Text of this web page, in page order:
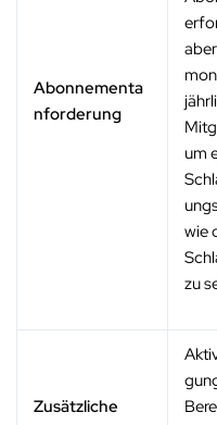
Abonnementa
nforderung
um
wie
zu
Zusätzliche